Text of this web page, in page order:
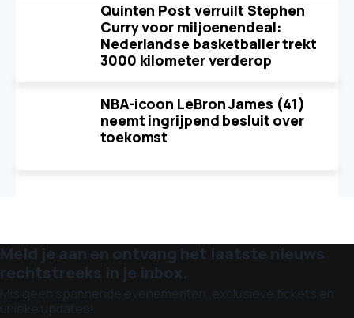
Quinten Post verruilt Stephen
Curry voor miljoenendeal:
Nederlandse basketballer trekt
3000 kilometer verderop
NBA-icoon LeBron James (41)
neemt ingrijpend besluit over
toekomst
Meld je aan en ontvang het laatste nieuws
rechtstreeks in je inbox.
Mis geen spannende evenementen, exclusieve tickets en
unieke updates!